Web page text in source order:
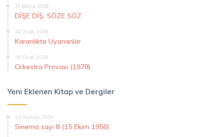
21 Mayıs 2026
DİŞE DİŞ, SÖZE SÖZ
20 Ocak 2026
Karanlıkta Uyananlar
20 Ocak 2026
Orkestra Provası (1978)
Yeni Eklenen Kitap ve Dergiler
23 Haziran 2026
Sinema sayı 8 (15 Ekim 1956)